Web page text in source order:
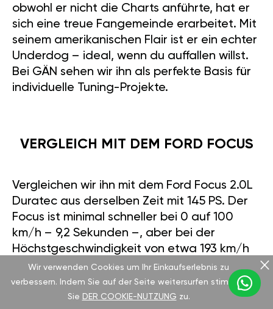
obwohl er nicht die Charts anführte, hat er
sich eine treue Fangemeinde erarbeitet. Mit
seinem amerikanischen Flair ist er ein echter
Underdog – ideal, wenn du auffallen willst.
Bei GÄN sehen wir ihn als perfekte Basis für
individuelle Tuning-Projekte.
VERGLEICH MIT DEM FORD FOCUS
Vergleichen wir ihn mit dem Ford Focus 2.0L
Duratec aus derselben Zeit mit 145 PS. Der
Focus ist minimal schneller bei 0 auf 100
km/h – 9,2 Sekunden –, aber bei der
Höchstgeschwindigkeit von etwa 193 km/h
sind sie gleichauf. Der Verbrauch liegt bei
beiden zwischen 7,1 und 7,5 Litern pro 100
km. Gebrauchtpreise in Deutschland
Wir verwenden Cookies um Ihr Einkaufserlebnis zu
verbessern. Indem Sie auf der Seite weitersurfen stimmen
Sie DER COOKIE-NUTZUNG zu.